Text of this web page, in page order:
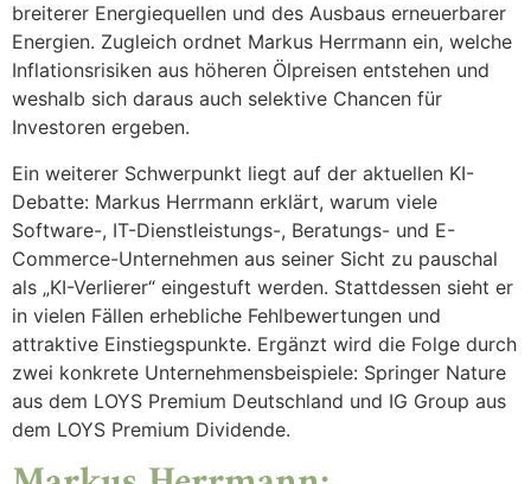
breiterer Energiequellen und des Ausbaus erneuerbarer
Energien. Zugleich ordnet Markus Herrmann ein, welche
Inflationsrisiken aus höheren Ölpreisen entstehen und
weshalb sich daraus auch selektive Chancen für
Investoren ergeben.
Ein weiterer Schwerpunkt liegt auf der aktuellen KI-
Debatte: Markus Herrmann erklärt, warum viele
Software-, IT-Dienstleistungs-, Beratungs- und E-
Commerce-Unternehmen aus seiner Sicht zu pauschal
als „KI-Verlierer“ eingestuft werden. Stattdessen sieht er
in vielen Fällen erhebliche Fehlbewertungen und
attraktive Einstiegspunkte. Ergänzt wird die Folge durch
zwei konkrete Unternehmensbeispiele: Springer Nature
aus dem LOYS Premium Deutschland und IG Group aus
dem LOYS Premium Dividende.